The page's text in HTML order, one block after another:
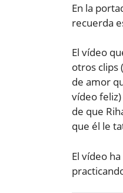
En la
recuerda
El vídeo
otros clips (
de amor
vídeo
de que
que él le
El vídeo